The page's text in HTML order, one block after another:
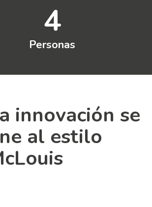
4
Personas
innovación se
al estilo